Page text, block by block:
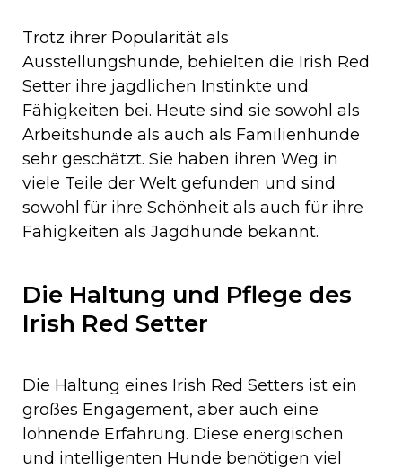
Trotz ihrer Popularität als
Ausstellungshunde, behielten die Irish Red
Setter ihre jagdlichen Instinkte und
Fähigkeiten bei. Heute sind sie sowohl als
Arbeitshunde als auch als Familienhunde
sehr geschätzt. Sie haben ihren Weg in
viele Teile der Welt gefunden und sind
sowohl für ihre Schönheit als auch für ihre
Fähigkeiten als Jagdhunde bekannt.
Die Haltung und Pflege des
Irish Red Setter
Die Haltung eines Irish Red Setters ist ein
großes Engagement, aber auch eine
lohnende Erfahrung. Diese energischen
und intelligenten Hunde benötigen viel